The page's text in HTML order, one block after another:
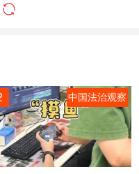
中国法治观察